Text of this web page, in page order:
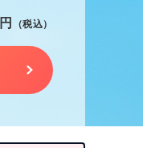
円 （税込）